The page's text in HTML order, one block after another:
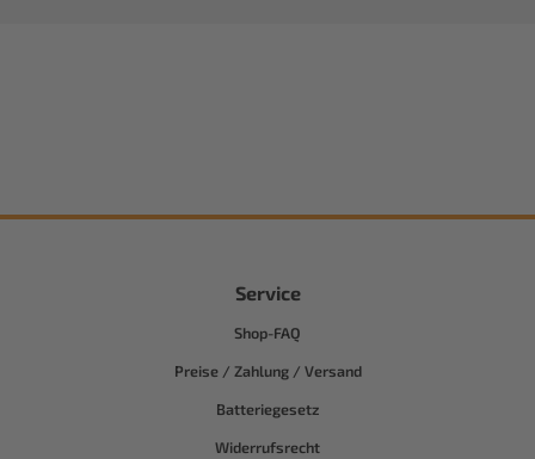
Service
Shop-FAQ
Preise / Zahlung / Versand
Batteriegesetz
Widerrufsrecht